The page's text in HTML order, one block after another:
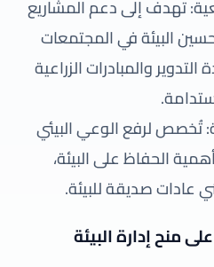
تهدف إلى دعم المشاريع
البيئة في المجتمعات
والمبادرات الزراعية
تُخصص لرفع الوعي البيئي
الحفاظ على البيئة،
عادات صديقة للبيئة.
منح إدارة البيئة